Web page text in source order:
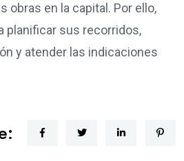
obras en la capital. Por ello,
planificar sus recorridos,
y atender las indicaciones